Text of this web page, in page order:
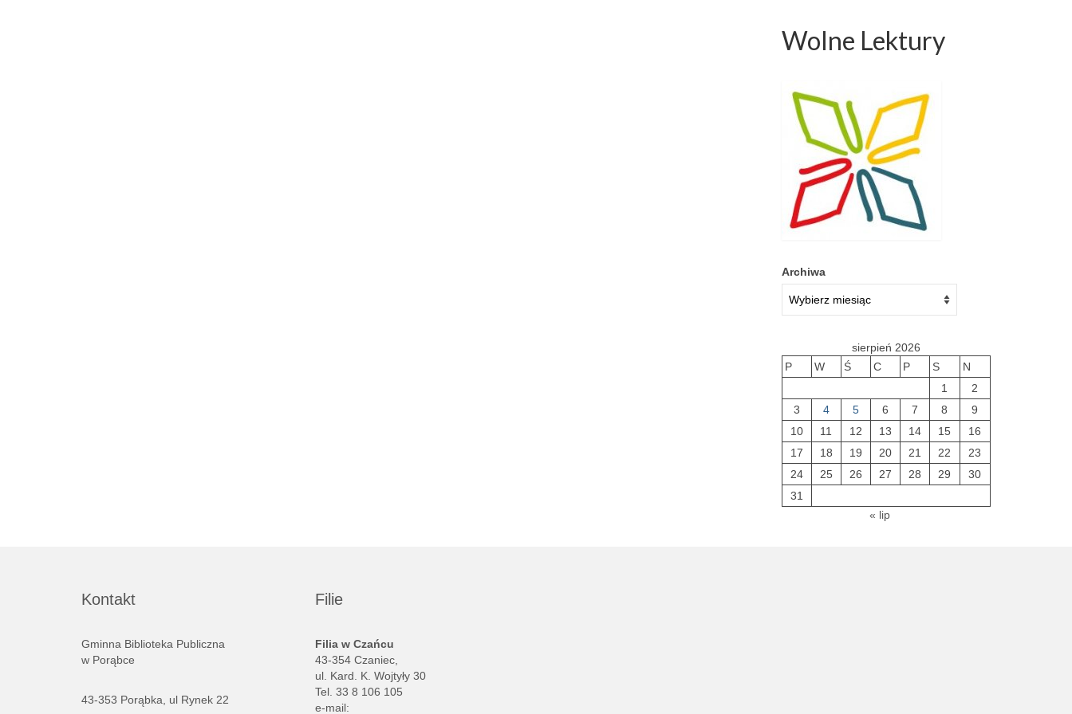
Wolne Lektury
Archiwa
sierpień 2026
P
W Ś C P S
N
1
2
3
4 5 6 7 8
9
10
11 12 13 14 15
16
17
18 19 20 21 22
23
24
25 26 27 28 29
30
31
« lip
Kontakt
Gminna Biblioteka Publiczna
w Porąbce
43-353 Porąbka, ul Rynek 22
Filie
Filia w Czańcu
43-354 Czaniec,
ul. Kard. K. Wojtyły 30
Tel. 33 8 106 105
e-mail: